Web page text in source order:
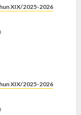
XIX/2025-2026
XIX/2025-2026